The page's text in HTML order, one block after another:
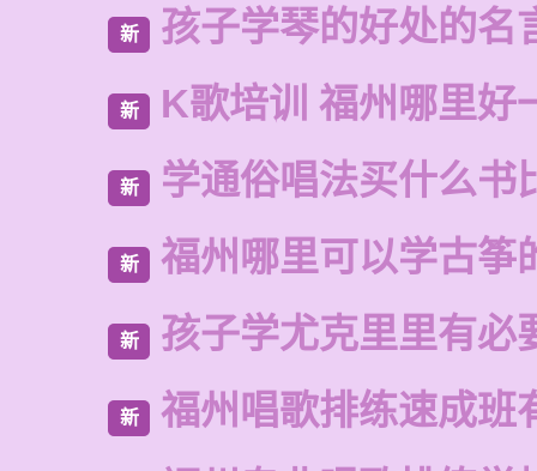
新 孩子学琴的好处的名
新 K歌培训 福州哪里好
新 学通俗唱法买什么书
新 福州哪里可以学古筝
新 孩子学尤克里里有必
新 福州唱歌排练速成班